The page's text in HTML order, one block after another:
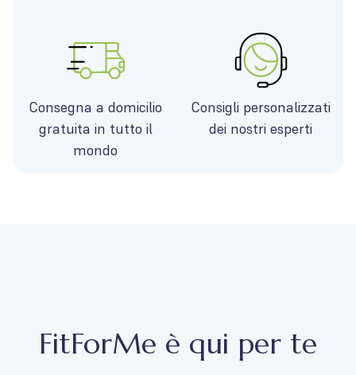
Consegna a domicilio
gratuita in tutto il
mondo
Consigli personalizzati
dei nostri esperti
FitForMe è qui per te